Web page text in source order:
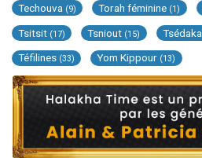
Techouva (9) Torah féminine (1)
Tsitsit (17) Tsniout (15) Tsédaka
Téfilines (33) Yom Kippour (13)